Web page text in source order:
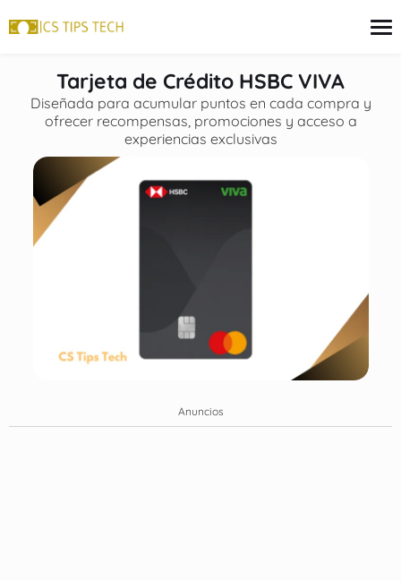
Tarjeta de crédito
Programas sociales
Inversiones
Préstamos
Tarjeta de Crédito HSBC VIVA
Diseñada para acumular puntos en cada compra y
ofrecer recompensas, promociones y acceso a
experiencias exclusivas
Anuncios